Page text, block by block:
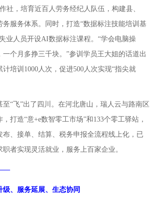
社，培育近百人劳务经纪人队伍，构建县、
务服务体系。同时，打造“数据标注技能培训基
业人员开设AI数据标注课程。“学会电脑操
个月多挣三千块。”参训学员王大姐的话道出
培训1000人次，促进500人次实现“指尖就
飞”出了四川。在河北唐山，瑞人云与路南区
打造“意+e数智零工市场”和133个零工驿站，
布、接单、结算、税务申报全流程线上化，已
职者实现灵活就业，服务上百家企业。
、服务延展、生态协同